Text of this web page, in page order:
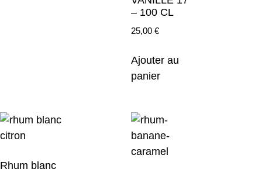
– 100 CL
25,00 €
Ajouter au
panier
Rhum blanc